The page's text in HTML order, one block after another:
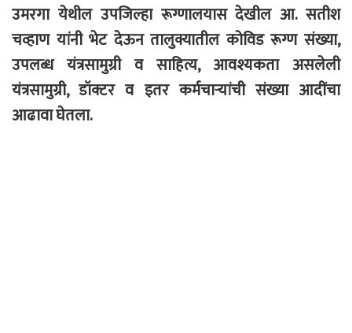
उमरगा येथील उपजिल्हा रूग्णालयास देखील आ. सतीश
चव्हाण यांनी भेट देऊन तालुक्यातील कोविड रूग्ण संख्या,
उपलब्ध यंत्रसामुग्री व साहित्य, आवश्यकता असलेली
यंत्रसामुग्री, डॉक्टर व इतर कर्मचार्‍यांची संख्या आदींचा
आढावा घेतला.